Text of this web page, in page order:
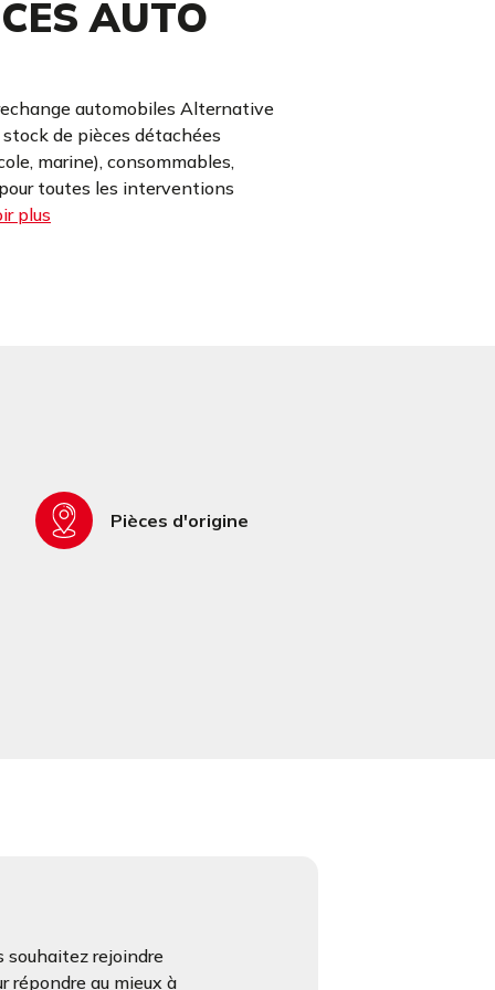
AUTO
automobiles Alternative
de pièces détachées
marine), consommables,
toutes les interventions
plus
Pièces d'origine
souhaitez rejoindre
répondre au mieux à